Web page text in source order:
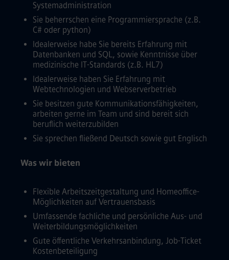
Systemadministration
Sie beherrschen eine Programmiersprache (z.B.
C# oder python)
Idealerweise habe Sie bereits Erfahrung mit
Datenbanken und SQL, sowie Kenntnisse über
medizinische IT-Standards (z.B. HL7)
Idealerweise haben Sie Erfahrung mit
Webtechnologien und Webserverbetrieb
Sie besitzen gute Kommunikationsfähigkeiten,
arbeiten gerne im Team und sind bereit sich
beruflich weiterzubilden
Sie sprechen fließend Deutsch sowie gut Englisch
Was wir bieten
Flexible Arbeitszeitgestaltung und Homeoffice-
Möglichkeiten auf Vertrauensbasis
Umfassende fachliche und persönliche Aus- und
Weiterbildungsmöglichkeiten
Gute öffentliche Verkehrsanbindung, Job-Ticket
Kostenbeteiligung